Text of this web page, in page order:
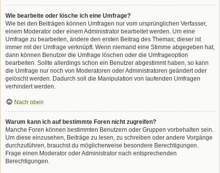
Wie bearbeite oder lösche ich eine Umfrage?
Wie bei den Beiträgen können Umfragen nur vom ursprünglichen Verfasser,
einem Moderator oder einem Administrator bearbeitet werden. Um eine
Umfrage zu bearbeiten, ändere den ersten Beitrag des Themas; dieser ist
immer mit der Umfrage verknüpft. Wenn niemand eine Stimme abgegeben hat,
dann können Benutzer die Umfrage löschen oder die Umfrageoption
bearbeiten. Sollte allerdings schon ein Benutzer abgestimmt haben, so kann
die Umfrage nur noch von Moderatoren oder Administratoren geändert oder
gelöscht werden. Dadurch soll die Manipulation von laufenden Umfragen
verhindert werden.
Nach oben
Warum kann ich auf bestimmte Foren nicht zugreifen?
Manche Foren können bestimmten Benutzern oder Gruppen vorbehalten sein.
Um diese einzusehen, Beiträge zu lesen, zu schreiben oder andere Vorgänge
durchzuführen, brauchst du möglicherweise besondere Berechtigungen.
Frage einen Moderator oder Administrator nach entsprechenden
Berechtigungen.